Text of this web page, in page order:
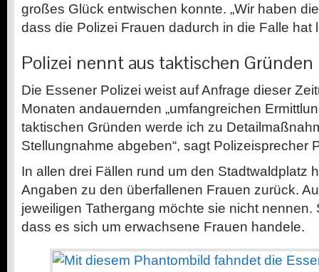
großes Glück entwischen konnte. „Wir haben
dass die Polizei Frauen dadurch in die Falle hat
Polizei nennt aus taktischen
Die Essener Polizei weist auf Anfrage dieser
Monaten andauernden „umfangreichen
taktischen Gründen werde ich zu
Stellungnahme abgeben“, sagt Polizeisprecher
In allen drei Fällen rund um den Stadtwaldplatz
Angaben zu den überfallenen Frauen zurück.
jeweiligen Tathergang möchte sie nicht nennen.
dass es sich um erwachsene Frauen handele.